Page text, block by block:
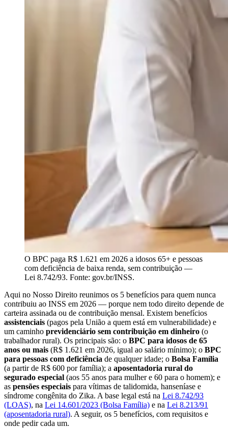
O BPC paga R$ 1.621 em 2026 a idosos 65+ e pessoas
com deficiência de baixa renda, sem contribuição —
Lei 8.742/93. Fonte: gov.br/INSS.
Aqui no Nosso Direito reunimos os 5 benefícios para quem nunca
contribuiu ao INSS em 2026 — porque nem todo direito depende de
carteira assinada ou de contribuição mensal. Existem benefícios
assistenciais (pagos pela União a quem está em vulnerabilidade) e
um caminho previdenciário sem contribuição em dinheiro (o
trabalhador rural). Os principais são: o BPC para idosos de 65
anos ou mais (R$ 1.621 em 2026, igual ao salário mínimo); o BPC
para pessoas com deficiência de qualquer idade; o Bolsa Família
(a partir de R$ 600 por família); a aposentadoria rural do
segurado especial (aos 55 anos para mulher e 60 para o homem); e
as pensões especiais para vítimas de talidomida, hanseníase e
síndrome congênita do Zika. A base legal está na Lei 8.742/93
(LOAS), na Lei 14.601/2023 (Bolsa Família) e na Lei 8.213/91
(aposentadoria rural). A seguir, os 5 benefícios, com requisitos e
onde pedir cada um.